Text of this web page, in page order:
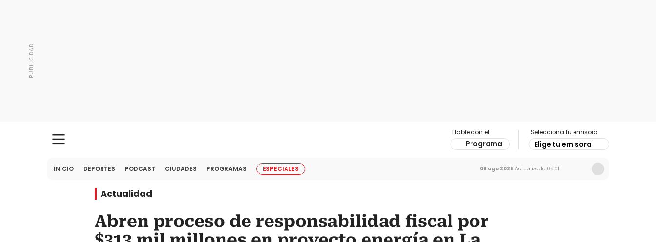
Hable con el
Programa
Selecciona tu emisora
Elige tu emisora
INICIO DEPORTES PODCAST CIUDADES PROGRAMAS ESPECIALES 08 ago 2026 Actualizado 05:01
Actualidad
Abren proceso de responsabilidad fiscal por